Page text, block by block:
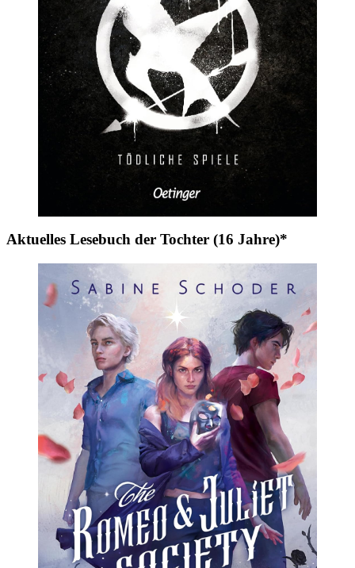
Aktuelles Lesebuch der Tochter (16 Jahre)*